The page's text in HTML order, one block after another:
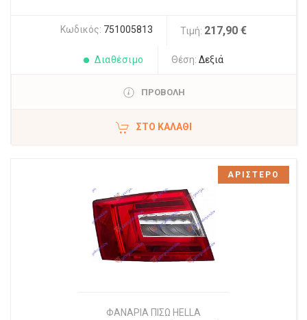
Κωδικός: 751005813 Τιμή: 217,90 €
Διαθέσιμο Θέση: Δεξιά
ΠΡΟΒΟΛΗ
ΣΤΟ ΚΑΛΆΘΙ
ΦΑΝΑΡΙΑ ΠΙΣΩ HELLA
ΑΡΙΣΤΕΡΟ